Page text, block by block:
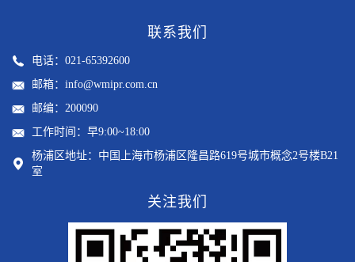
联系我们
电话：021-65392600
邮箱：info@wmipr.com.cn
邮编：200090
工作时间：早9:00~18:00
杨浦区地址：中国上海市杨浦区隆昌路619号城市概念2号楼B21
室
关注我们